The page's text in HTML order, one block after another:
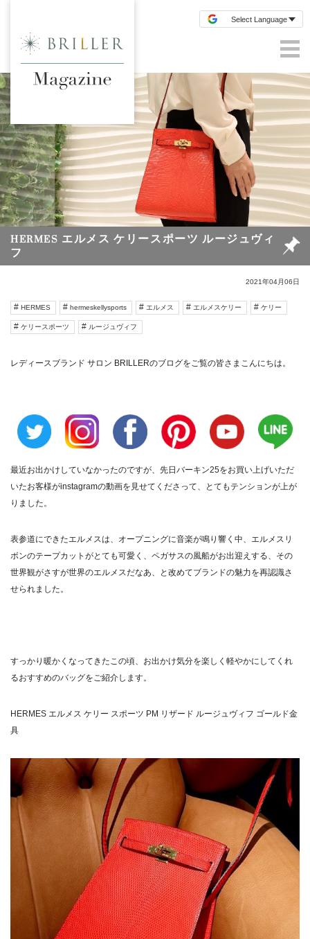
HERMES エルメス ケリースポーツ ルージュヴィ
フ
2021年04月06日
HERMES hermeskellysports エルメス エルメスケリー ケリー
ケリースポーツ ルージュヴィフ
レディースブランド サロン BRILLERのブログをご覧の皆さまこんにちは。
最近お出かけしていなかったのですが、先日バーキン25をお買い上げいただ
いたお客様がinstagramの動画を見せてくださって、とてもテンションが上が
りました。
表参道にできたエルメスは、オープニングに音楽が鳴り響く中、エルメスリ
ボンのテープカットがとても可愛く、ペガサスの風船がお出迎えする、その
世界観がさすが世界のエルメスだなあ、と改めてブランドの魅力を再認識さ
せられました。
すっかり暖かくなってきたこの頃、お出かけ気分を楽しく軽やかにしてくれ
るおすすめのバッグをご紹介します。
HERMES エルメス ケリー スポーツ PM リザード ルージュヴィフ ゴールド金
具